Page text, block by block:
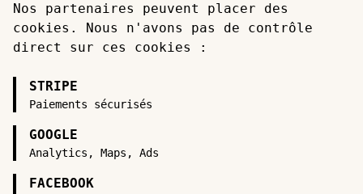
Nos partenaires peuvent placer des
cookies. Nous n'avons pas de contrôle
direct sur ces cookies :
STRIPE
Paiements sécurisés
GOOGLE
Analytics, Maps, Ads
FACEBOOK